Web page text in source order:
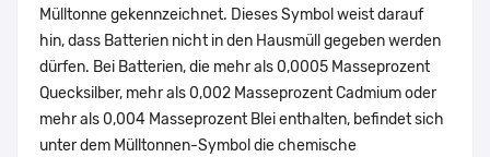
Mülltonne gekennzeichnet. Dieses Symbol weist darauf
hin, dass Batterien nicht in den Hausmüll gegeben werden
dürfen. Bei Batterien, die mehr als 0,0005 Masseprozent
Quecksilber, mehr als 0,002 Masseprozent Cadmium oder
mehr als 0,004 Masseprozent Blei enthalten, befindet sich
unter dem Mülltonnen-Symbol die chemische